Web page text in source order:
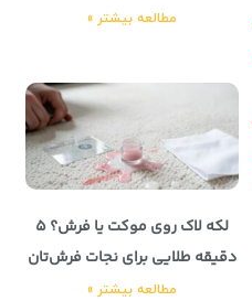
مطالعه بیشتر »
لکه لاک روی موکت یا فرش؟ ۵
دقیقه طلایی برای نجات فرش‌تان
مطالعه بیشتر »